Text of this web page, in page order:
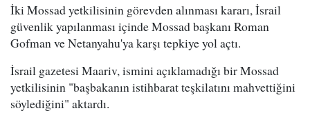
İki Mossad yetkilisinin görevden alınması kararı, İsrail
güvenlik yapılanması içinde Mossad başkanı Roman
Gofman ve Netanyahu'ya karşı tepkiye yol açtı.
İsrail gazetesi Maariv, ismini açıklamadığı bir Mossad
yetkilisinin "başbakanın istihbarat teşkilatını mahvettiğini
söylediğini" aktardı.